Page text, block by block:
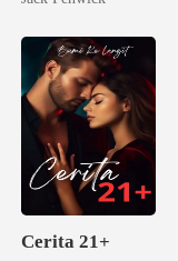
Tersentuh
Cerita 21+